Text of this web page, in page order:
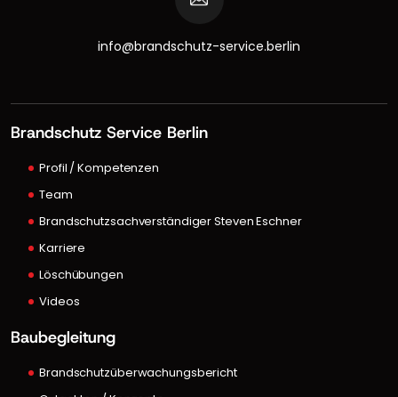
info@brandschutz-service.berlin
Brandschutz Service Berlin
Profil / Kompetenzen
Team
Brandschutzsachverständiger Steven Eschner
Karriere
Löschübungen
Videos
Baubegleitung
Brandschutzüberwachungsbericht